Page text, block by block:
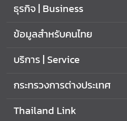
ธุรกิจ | Business
ข้อมูลสำหรับคนไทย
บริการ | Service
กระทรวงการต่างประเทศ
Thailand Link